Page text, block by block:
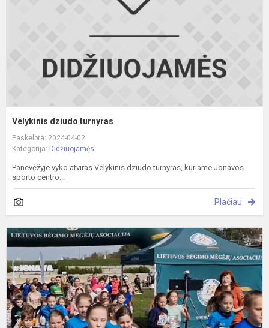
Velykinis dziudo turnyras
Paskelbta: 2024-04-02
Kategorija: Didžiuojamės
Panevėžyje vyko atviras Velykinis dziudo turnyras, kuriame Jonavos
sporto centro...
Plačiau